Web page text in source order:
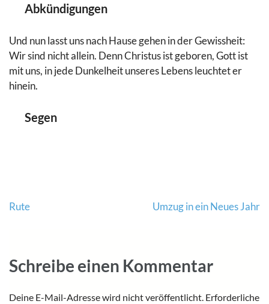
Abkündigungen
Und nun lasst uns nach Hause gehen in der Gewissheit:
Wir sind nicht allein. Denn Christus ist geboren, Gott ist
mit uns, in jede Dunkelheit unseres Lebens leuchtet er
hinein.
Segen
Beitragsnavigation
Rute Umzug in ein Neues Jahr
Schreibe einen Kommentar
Deine E-Mail-Adresse wird nicht veröffentlicht. Erforderliche